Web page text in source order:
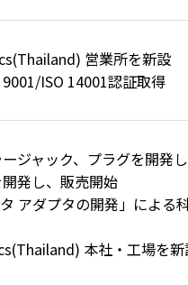
営業所を新設
ISO 14001認証取得
ジャック、プラグを開発
発し、販売開始
アダプタの開発」による
本社・工場を新